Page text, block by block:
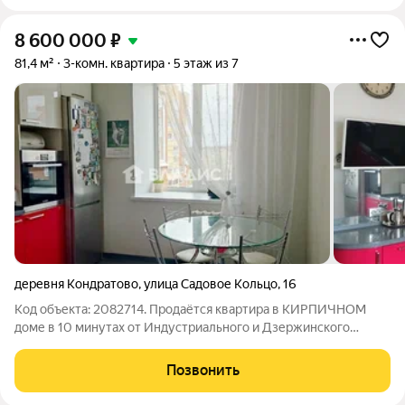
8 600 000 ₽
81,4 м² 3-комн. квартира 5 этаж из 7
деревня Кондратово,улица Садовое Кольцо,16
Код объекта: 2082714. Продаётся квартира в КИРПИЧНОМ
доме в 10 минутах от Индустриального и Дзержинского
ул.Промышленную и пр.Парковый. Дом находится под
управлением ТСЖ, малоквартирный. Многие
Позвонить